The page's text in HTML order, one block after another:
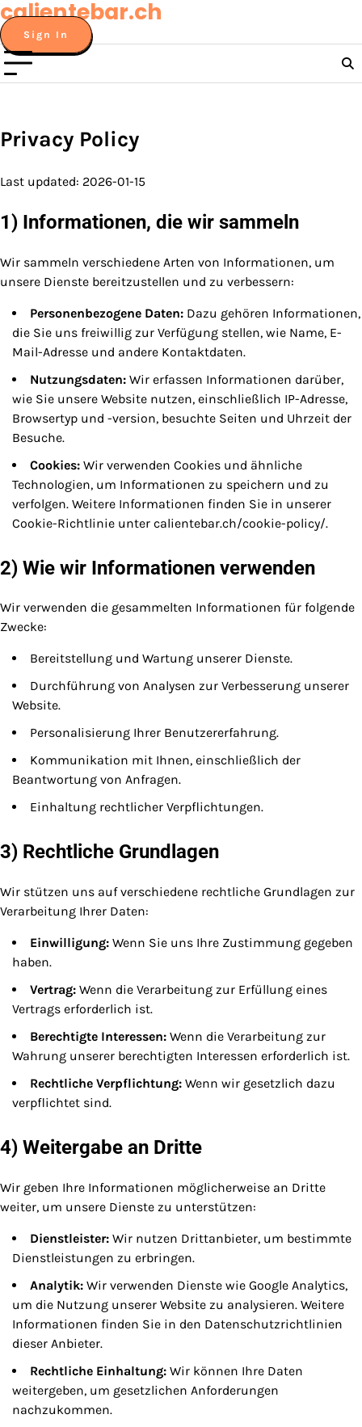
Skip
to
content
calientebar.ch
Sign In
Privacy Policy
Last updated: 2026-01-15
1) Informationen, die wir sammeln
Wir sammeln verschiedene Arten von Informationen, um
unsere Dienste bereitzustellen und zu verbessern:
Personenbezogene Daten: Dazu gehören Informationen,
die Sie uns freiwillig zur Verfügung stellen, wie Name, E-
Mail-Adresse und andere Kontaktdaten.
Nutzungsdaten: Wir erfassen Informationen darüber,
wie Sie unsere Website nutzen, einschließlich IP-Adresse,
Browsertyp und -version, besuchte Seiten und Uhrzeit der
Besuche.
Cookies: Wir verwenden Cookies und ähnliche
Technologien, um Informationen zu speichern und zu
verfolgen. Weitere Informationen finden Sie in unserer
Cookie-Richtlinie unter calientebar.ch/cookie-policy/.
2) Wie wir Informationen verwenden
Wir verwenden die gesammelten Informationen für folgende
Zwecke:
Bereitstellung und Wartung unserer Dienste.
Durchführung von Analysen zur Verbesserung unserer
Website.
Personalisierung Ihrer Benutzererfahrung.
Kommunikation mit Ihnen, einschließlich der
Beantwortung von Anfragen.
Einhaltung rechtlicher Verpflichtungen.
3) Rechtliche Grundlagen
Wir stützen uns auf verschiedene rechtliche Grundlagen zur
Verarbeitung Ihrer Daten:
Einwilligung: Wenn Sie uns Ihre Zustimmung gegeben
haben.
Vertrag: Wenn die Verarbeitung zur Erfüllung eines
Vertrags erforderlich ist.
Berechtigte Interessen: Wenn die Verarbeitung zur
Wahrung unserer berechtigten Interessen erforderlich ist.
Rechtliche Verpflichtung: Wenn wir gesetzlich dazu
verpflichtet sind.
4) Weitergabe an Dritte
Wir geben Ihre Informationen möglicherweise an Dritte
weiter, um unsere Dienste zu unterstützen:
Dienstleister: Wir nutzen Drittanbieter, um bestimmte
Dienstleistungen zu erbringen.
Analytik: Wir verwenden Dienste wie Google Analytics,
um die Nutzung unserer Website zu analysieren. Weitere
Informationen finden Sie in den Datenschutzrichtlinien
dieser Anbieter.
Rechtliche Einhaltung: Wir können Ihre Daten
weitergeben, um gesetzlichen Anforderungen
nachzukommen.